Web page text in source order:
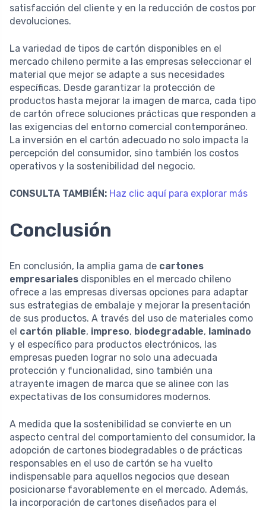
satisfacción del cliente y en la reducción de costos por
devoluciones.
La variedad de tipos de cartón disponibles en el
mercado chileno permite a las empresas seleccionar el
material que mejor se adapte a sus necesidades
específicas. Desde garantizar la protección de
productos hasta mejorar la imagen de marca, cada tipo
de cartón ofrece soluciones prácticas que responden a
las exigencias del entorno comercial contemporáneo.
La inversión en el cartón adecuado no solo impacta la
percepción del consumidor, sino también los costos
operativos y la sostenibilidad del negocio.
CONSULTA TAMBIÉN: Haz clic aquí para explorar más
Conclusión
En conclusión, la amplia gama de cartones
empresariales disponibles en el mercado chileno
ofrece a las empresas diversas opciones para adaptar
sus estrategias de embalaje y mejorar la presentación
de sus productos. A través del uso de materiales como
el cartón pliable, impreso, biodegradable, laminado
y el específico para productos electrónicos, las
empresas pueden lograr no solo una adecuada
protección y funcionalidad, sino también una
atrayente imagen de marca que se alinee con las
expectativas de los consumidores modernos.
A medida que la sostenibilidad se convierte en un
aspecto central del comportamiento del consumidor, la
adopción de cartones biodegradables o de prácticas
responsables en el uso de cartón se ha vuelto
indispensable para aquellos negocios que desean
posicionarse favorablemente en el mercado. Además,
la incorporación de cartones diseñados para el